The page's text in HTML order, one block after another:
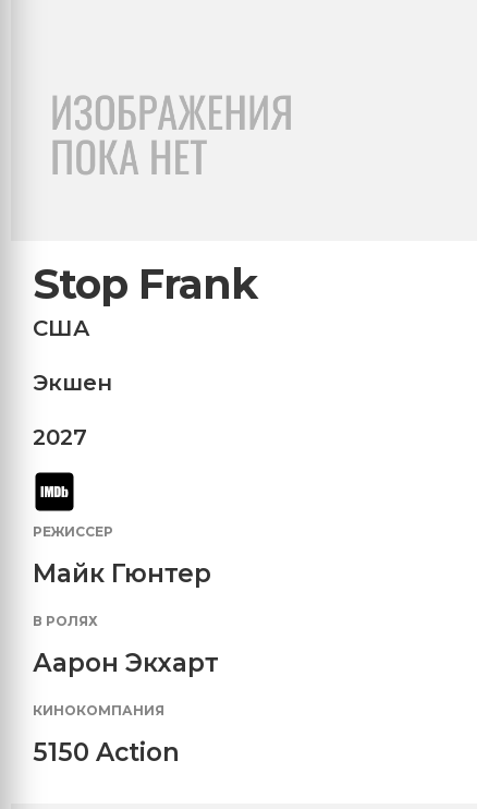
Stop Frank
США
Экшен
2027
РЕЖИССЕР
Майк Гюнтер
В РОЛЯХ
Аарон Экхарт
КИНОКОМПАНИЯ
5150 Action